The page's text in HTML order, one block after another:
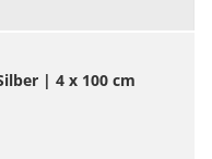
| 4 x 100 cm